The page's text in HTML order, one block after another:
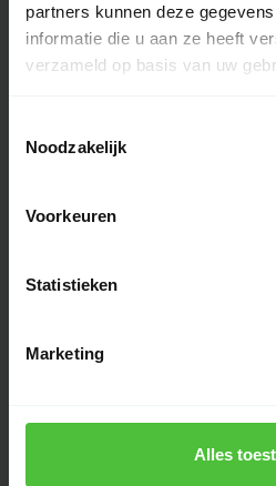
partners kunnen deze
informatie die u aan ze heeft
verzameld op basis van uw
Noodzakelijk
Voorkeuren
Statistieken
Marketing
Alles
Specificaties
EAN Code
Kleur